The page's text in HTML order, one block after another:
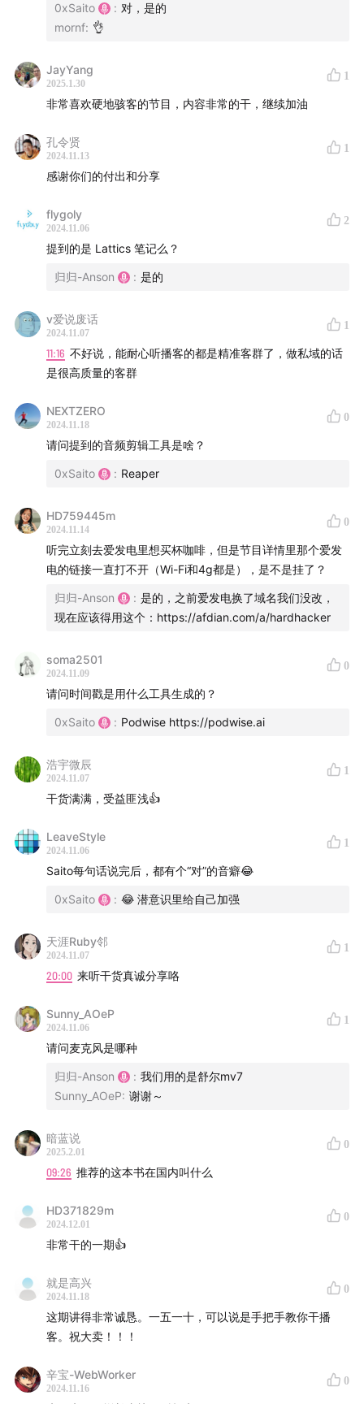
00:00:04硬地骇客播客20个月回顾：数据与收益揭秘
00:11:59播客制作成本与技巧：音频设备与后期制作
00:22:59不同类型节目的准备方法与技巧
00:30:34 播客后期制作与AI辅助工具的局限性
00:42:07播客发布与推广：全平台同步及流量获取策略
00:53:14硬地骇客未来规划：内容创新与商业模式探索
节目提到的工具：
Zencastr （我们用过的）
adobe au
garageband
audacity
reaper （我们在用的）
欢迎关注我们
知识星球:t.zsxq.com
官网:hardhacker.com
小手册:book.hardhacker.com
用爱发电不容易，请我们喝咖啡☕️:afdian.net
商务合作: hardhackerlabs@gmail.com
0xSaito : 对，是的
mornf: 👌
JayYang
2025.1.30
1
非常喜欢硬地骇客的节目，内容非常的干，继续加油
孔令贤
2024.11.13
1
感谢你们的付出和分享
flygoly
2024.11.06
2
提到的是 Lattics 笔记么？
归归-Anson : 是的
v爱说废话
2024.11.07
1
11:16 不好说，能耐心听播客的都是精准客群了，做私域的话
是很高质量的客群
NEXTZERO
2024.11.18
0
请问提到的音频剪辑工具是啥？
0xSaito : Reaper
HD759445m
2024.11.14
0
听完立刻去爱发电里想买杯咖啡，但是节目详情里那个爱发
电的链接一直打不开（Wi-Fi和4g都是），是不是挂了？
归归-Anson : 是的，之前爱发电换了域名我们没改，
现在应该得用这个：https://afdian.com/a/hardhacker
soma2501
2024.11.09
0
请问时间戳是用什么工具生成的？
0xSaito : Podwise https://podwise.ai
浩宇微辰
2024.11.07
1
干货满满，受益匪浅👍
LeaveStyle
2024.11.06
1
Saito每句话说完后，都有个“对”的音癖😂
0xSaito : 😂 潜意识里给自己加强
天涯Ruby邻
2024.11.07
1
20:00 来听干货真诚分享咯
Sunny_AOeP
2024.11.06
1
请问麦克风是哪种
归归-Anson : 我们用的是舒尔mv7
Sunny_AOeP: 谢谢～
暗蓝说
2025.2.01
0
09:26 推荐的这本书在国内叫什么
HD371829m
2024.12.01
0
非常干的一期👍
就是高兴
2024.11.18
0
这期讲得非常诚恳。一五一十，可以说是手把手教你干播
客。祝大卖！！！
辛宝-WebWorker
2024.11.16
0